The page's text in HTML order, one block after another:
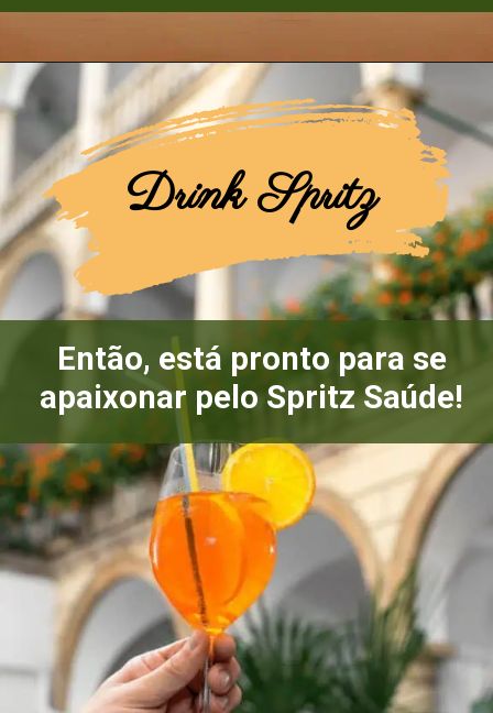
Drink Spritz
Então, está pronto para se
apaixonar pelo Spritz Saúde!